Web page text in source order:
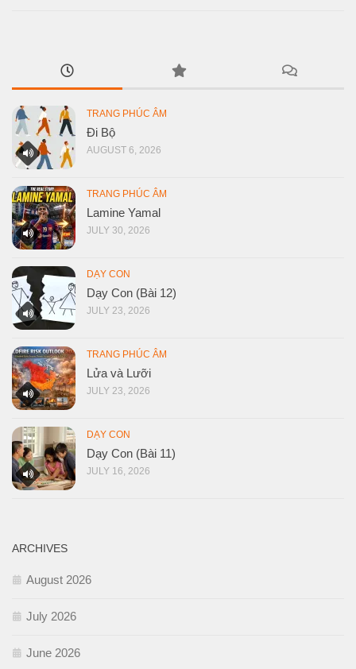
TRANG PHÚC ÂM
Đi Bộ
AUGUST 6, 2026
TRANG PHÚC ÂM
Lamine Yamal
JULY 30, 2026
DẠY CON
Dạy Con (Bài 12)
JULY 23, 2026
TRANG PHÚC ÂM
Lửa và Lưỡi
JULY 23, 2026
DẠY CON
Dạy Con (Bài 11)
JULY 16, 2026
ARCHIVES
August 2026
July 2026
June 2026